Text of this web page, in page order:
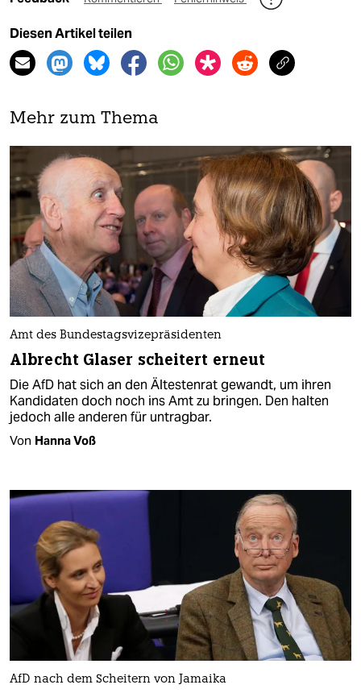
Diesen Artikel teilen
Mehr zum Thema
Amt des Bundestagsvizepräsidenten
Albrecht Glaser scheitert erneut
Die AfD hat sich an den Ältestenrat gewandt, um ihren
Kandidaten doch noch ins Amt zu bringen. Den halten
jedoch alle anderen für untragbar.
Von Hanna Voß
AfD nach dem Scheitern von Jamaika